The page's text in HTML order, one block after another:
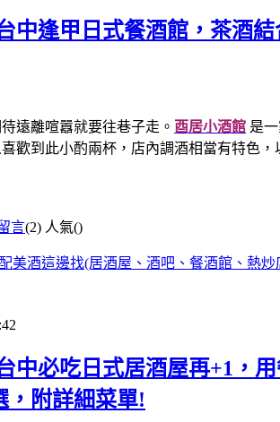
中逢甲日式餐酒館，茶酒
遠離喧囂就要往巷子走。 酉居小酒館 是
歡到此小酌兩杯，店內調酒相當有特色
言(2) 人氣()
美酒這邊找(居酒屋、酒吧、餐酒館、熱炒
中必吃日式居酒屋再+1，
，附詳細菜單!